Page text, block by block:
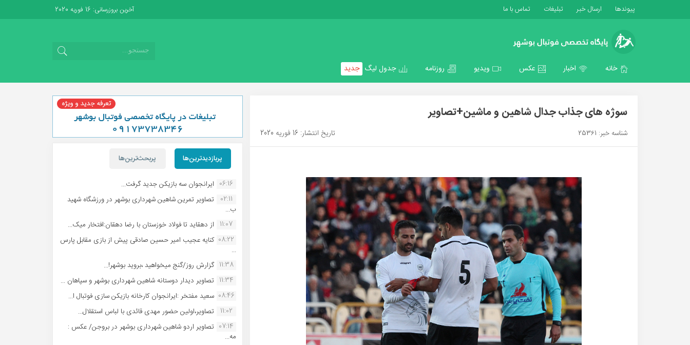
پیوندها ارسال خبر تبلیغات تماس با ما آخرین بروزرسانی: 16 فوریه 2020
خانه اخبار عکس ویدیو روزنامه جدول لیگ جدید
سوژه های جذاب جدال شاهین و ماشین+تصاویر
شناسه خبر: 25361 تاریخ انتشار: 16 فوریه 2020
پربازدیدترین‌ها پربحث‌ترین‌ها
06:16 ایرانجوان سه بازیکن جدید گرفت...
02:11
تصاویر تمرین شاهین شهردارى بوشهر در ورزشگاه شهید
ب...
11:07 از دهقاید تا فولاد خوزستان با رضا دهقان:افتخار میک...
08:22 کنایه عجیب امیر حسین صادقی پیش از بازی مقابل پارس
...
11:38 گزارش روز/گنج میخواهید ،بروید بوشهر!...
11:34 تصاویر دیدار دوستانه شاهین شهردارى بوشهر و سپاهان ...
08:46 سعید مفتخر :ایرانجوان کارخانه بازیکن سازی فوتبال ا...
11:02
تصاویر،اولین حضور مهدی قائدی با لباس استقلال...
07:14 تصاویر اردو شاهین شهرداری بوشهر در بروجن/ عکس :
مه...